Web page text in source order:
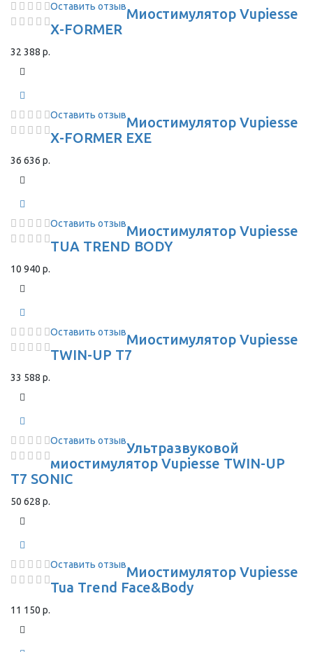
Оставить отзывМиостимулятор Vupiesse
X-FORMER
32 388 р.
Оставить отзывМиостимулятор Vupiesse
X-FORMER EXE
36 636 р.
Оставить отзывМиостимулятор Vupiesse
TUA TREND BODY
10 940 р.
Оставить отзывМиостимулятор Vupiesse
TWIN-UP T7
33 588 р.
Оставить отзывУльтразвуковой
миостимулятор Vupiesse TWIN-UP
T7 SONIC
50 628 р.
Оставить отзывМиостимулятор Vupiesse
Tua Trend Face&Body
11 150 р.